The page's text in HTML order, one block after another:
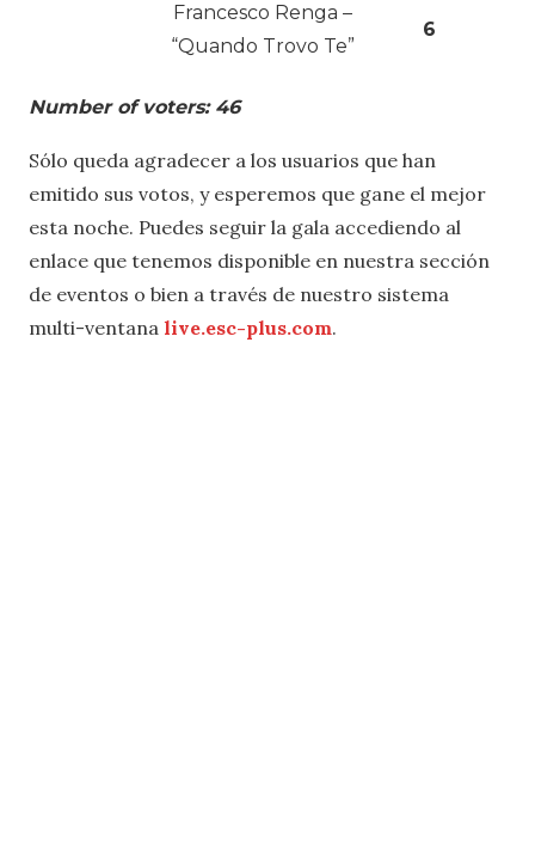
Francesco Renga –
“Quando Trovo Te”
6
Number of voters: 46
Sólo queda agradecer a los usuarios que han
emitido sus votos, y esperemos que gane el mejor
esta noche. Puedes seguir la gala accediendo al
enlace que tenemos disponible en nuestra sección
de eventos o bien a través de nuestro sistema
multi-ventana live.esc-plus.com.